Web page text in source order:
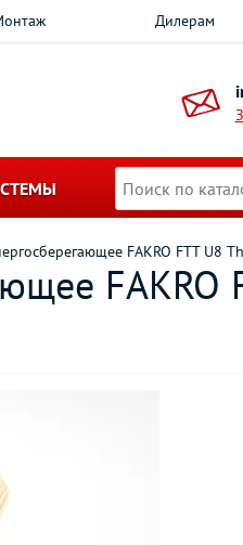
Дилерам
FAKRO FTT U8
FAKRO